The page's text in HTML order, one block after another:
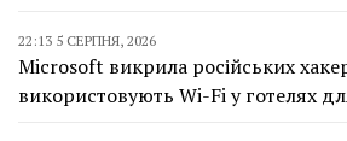
22:13 5 СЕРПНЯ, 2026
Microsoft викрила російських
використовують Wi-Fi у готелях